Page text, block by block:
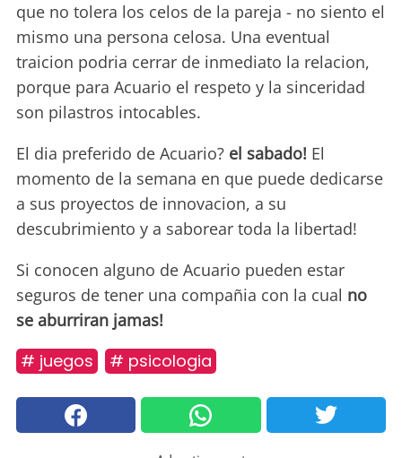
que no tolera los celos de la pareja - no siento el
mismo una persona celosa. Una eventual
traicion podria cerrar de inmediato la relacion,
porque para Acuario el respeto y la sinceridad
son pilastros intocables.
El dia preferido de Acuario? el sabado! El
momento de la semana en que puede dedicarse
a sus proyectos de innovacion, a su
descubrimiento y a saborear toda la libertad!
Si conocen alguno de Acuario pueden estar
seguros de tener una compañia con la cual no
se aburriran jamas!
# juegos # psicologia